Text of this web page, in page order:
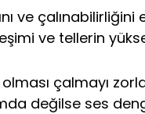
ve
ve tellerin
çalmayı
değilse ses